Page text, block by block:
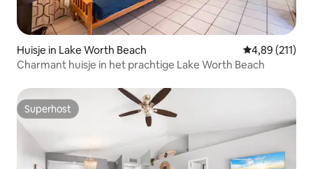
Huisje in Lake Worth Beach Gemiddelde
4,89 (211)
Charmant huisje in het prachtige Lake Worth Beach
Superhost
Superhost